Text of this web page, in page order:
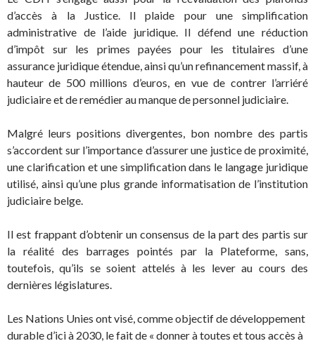
d’accès à la Justice. Il plaide pour une simplification
administrative de l’aide juridique. Il défend une réduction
d’impôt sur les primes payées pour les titulaires d’une
assurance juridique étendue, ainsi qu’un refinancement massif, à
hauteur de 500 millions d’euros, en vue de contrer l’arriéré
judiciaire et de remédier au manque de personnel judiciaire.
Malgré leurs positions divergentes, bon nombre des partis
s’accordent sur l’importance d’assurer une justice de proximité,
une clarification et une simplification dans le langage juridique
utilisé, ainsi qu’une plus grande informatisation de l’institution
judiciaire belge.
Il est frappant d’obtenir un consensus de la part des partis sur
la réalité des barrages pointés par la Plateforme, sans,
toutefois, qu’ils se soient attelés à les lever au cours des
dernières législatures.
Les Nations Unies ont visé, comme objectif de développement
durable d’ici à 2030, le fait de « donner à toutes et tous accès à